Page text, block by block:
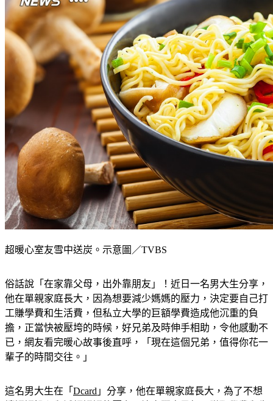
超暖心室友雪中送炭。示意圖／TVBS
俗話說「在家靠父母，出外靠朋友」！近日一名男大生分享，
他在單親家庭長大，因為想要減少媽媽的壓力，決定要自己打
工賺學費和生活費，但私立大學的巨額學費造成他沉重的負
擔，正當快被壓垮的時候，好兄弟及時伸手相助，令他感動不
已，網友看完暖心故事後直呼，「現在這個兄弟，值得你花一
輩子的時間交往。」
這名男大生在「 Dcard 」分享，他在單親家庭長大，為了不想